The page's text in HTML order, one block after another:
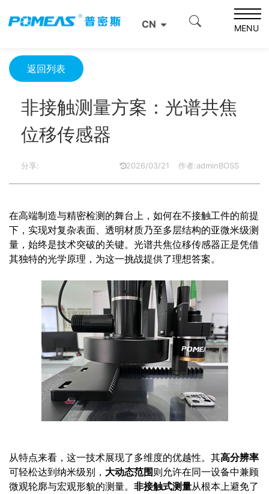
CN MENU
非接触测量方案：光谱共焦位移传感器
返回列表
非接触测量方案：光谱共焦
位移传感器
分享: 2026/03/21 作者:adminBOSS
在高端制造与精密检测的舞台上，如何在不接触工件的前提
下，实现对复杂表面、透明材质乃至多层结构的亚微米级测
量，始终是技术突破的关键。光谱共焦位移传感器正是凭借
其独特的光学原理，为这一挑战提供了理想答案。
从特点来看，这一技术展现了多维度的优越性。其高分辨率
可轻松达到纳米级别， 大动态范围 则允许在同一设备中兼顾
微观轮廓与宏观形貌的测量。 非接触式测量从根本上避免了